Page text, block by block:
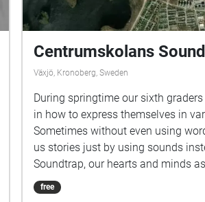
Centrumskolans
Växjö, Kronoberg, Sweden
During springtime our sixth
in how to express themselves in
Sometimes without even using
us stories just by using sounds instead.
Soundtrap, our hearts and minds
create this Soundwalk. Hope you
free